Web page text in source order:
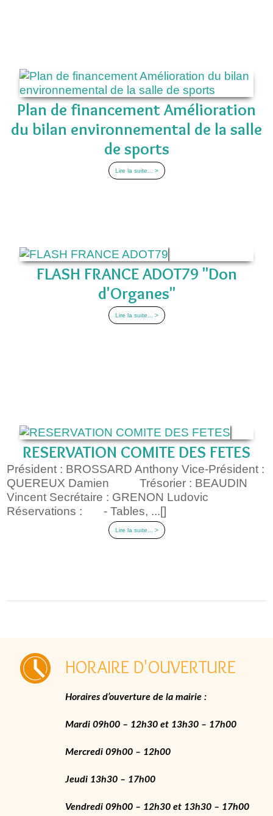
Plan de financement Amélioration
du bilan environnemental de la salle
de sports
Lire la suite... >
FLASH FRANCE ADOT79 "Don
d'Organes"
Lire la suite... >
RESERVATION COMITE DES FETES
Président : BROSSARD Anthony Vice-Président :
QUEREUX Damien Trésorier : BEAUDIN
Vincent Secrétaire : GRENON Ludovic
Réservations : - Tables, ...[]
Lire la suite... >
HORAIRE D'OUVERTURE
Horaires d’ouverture de la mairie :
Mardi 09h00 – 12h30 et 13h30 – 17h00
Mercredi 09h00 – 12h00
Jeudi 13h30 – 17h00
Vendredi 09h00 – 12h30 et 13h30 – 17h00